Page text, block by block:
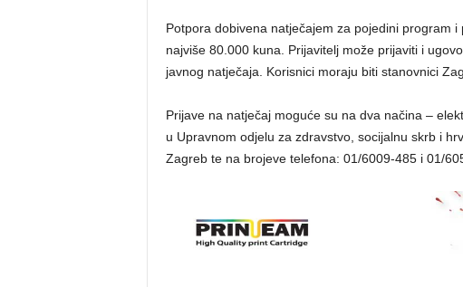
Potpora dobivena natječajem za pojedini program
najviše 80.000 kuna. Prijavitelj može prijaviti i
javnog natječaja. Korisnici moraju biti stanovnici
Prijave na natječaj moguće su na dva načina –
u Upravnom odjelu za zdravstvo, socijalnu skrb i
Zagreb te na brojeve telefona: 01/6009-485 i 01/